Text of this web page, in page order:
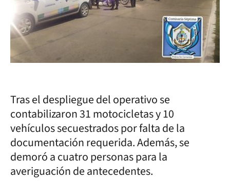
Tras el despliegue del operativo se
contabilizaron 31 motocicletas y 10
vehículos secuestrados por falta de la
documentación requerida. Además, se
demoró a cuatro personas para la
averiguación de antecedentes.